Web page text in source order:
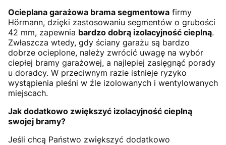
Ocieplana garażowa brama segmentowa firmy
Hörmann, dzięki zastosowaniu segmentów o grubości
42 mm, zapewnia bardzo dobrą izolacyjność cieplną.
Zwłaszcza wtedy, gdy ściany garażu są bardzo
dobrze ocieplone, należy zwrócić uwagę na wybór
ciepłej bramy garażowej, a najlepiej zasięgnąć porady
u doradcy. W przeciwnym razie istnieje ryzyko
wystąpienia pleśni w źle izolowanych i wentylowanych
miejscach.
Jak dodatkowo zwiększyć izolacyjność cieplną
swojej bramy?
Jeśli chcą Państwo zwiększyć dodatkowo